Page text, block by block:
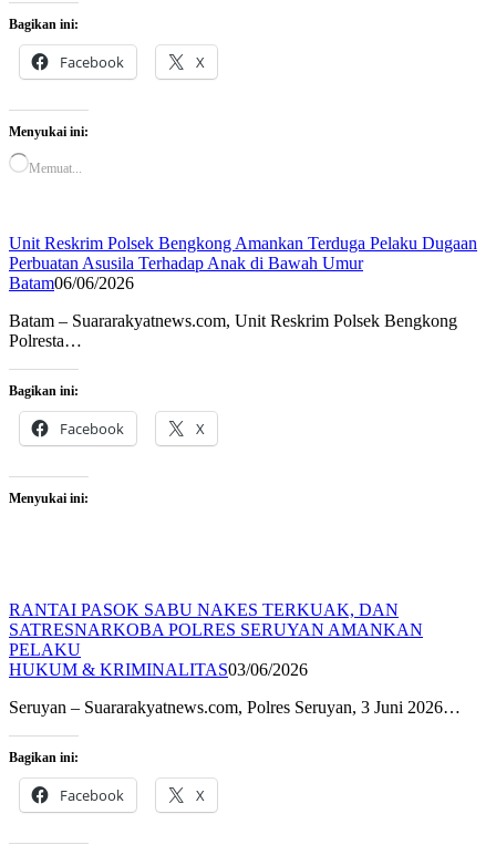
Bagikan ini:
Facebook X
Menyukai ini:
Memuat...
Unit Reskrim Polsek Bengkong Amankan Terduga Pelaku Dugaan
Perbuatan Asusila Terhadap Anak di Bawah Umur
Batam06/06/2026
Batam – Suararakyatnews.com, Unit Reskrim Polsek Bengkong
Polresta…
Bagikan ini:
Facebook X
Menyukai ini:
RANTAI PASOK SABU NAKES TERKUAK, DAN
SATRESNARKOBA POLRES SERUYAN AMANKAN
PELAKU
HUKUM & KRIMINALITAS03/06/2026
Seruyan – Suararakyatnews.com, Polres Seruyan, 3 Juni 2026…
Bagikan ini:
Facebook X